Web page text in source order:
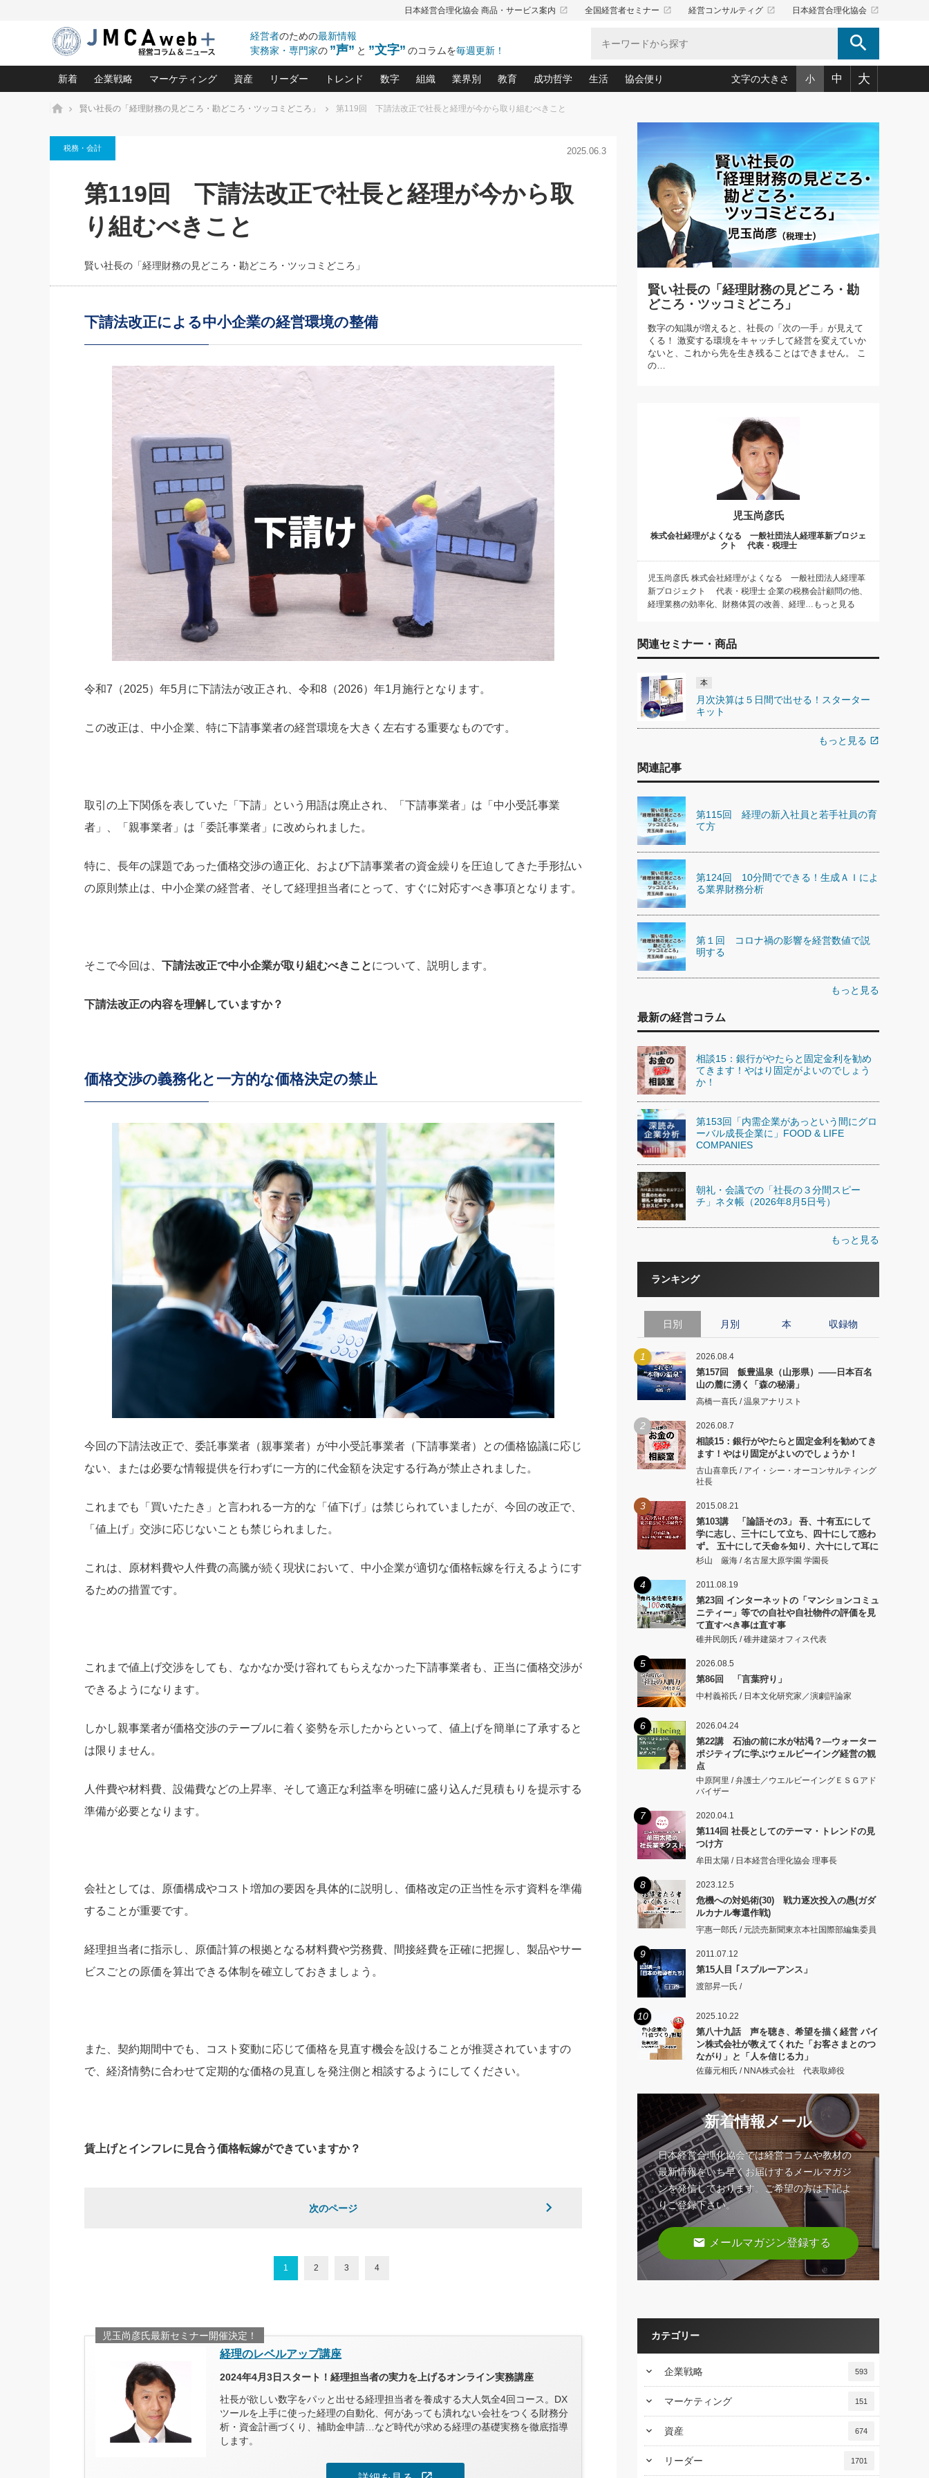
日本経営合理化協会 商品・サービス案内 launch 全国経営者セミナー launch 経営コンサルティグ launch 日本経営合理化協会 launch
経営者のための最新情報
実務家・専門家の ”声” と ”文字” のコラムを毎週更新！ search
新着
利を勧めてきます！やはり固定
がよいのでしょうか！
2026.08.7
う間にグローバル成長企業に」
FOOD & LIFE COMPANIES
朝礼・会議での「社長の３分間
日号）
2026.08.5
第86回 「言葉狩り」
もっとみる
企業戦略
中小企業の「１位づくり」戦略(96)
利益を最大化する「業務改善」横田尚哉氏(5)
強い会社を築く ビジネス・クリニック(240)
日本レーザー「人を大切にしながら利益を上げる経営」の極意
(3)
武器としてのM&A入門(3)
社長のための“儲かる通販”戦略視点(151)
継続経営 百話百行(85)
マーケティング
ロングセラーの玉手箱(9)
大復活＆快進撃！ユニバーサルスタジオジャパンの成功要因と
は(5)
資産
中国経済の最新動向(204)
事業承継の前に、決めておきたい、知っておきたい、やってお
会社と社長のための資産管理講座(95)
深読み企業分析(153)
リーダー
ピョートル・F・グジバチの『経営戦略の新常識』(12)
楠木建の「経営知になる考え方」(57)
次もあなたにお願いしたいと思われる「一流の仕事術」(28)
社長の右腕をつくる 人と組織を動かす(200)
トレンド
北村森の「今月のヒット商品」(109)
数字
会社を守り抜くための緊急対策(100)
強い決算書の会社はココが違う！(36)
組織
職場の生産性を下げるハラスメントの予防策(10)
賃金決定の定石(68)
顧客・社員・社会から支持される「ウェルビーイング経営入
業界別
大久保一彦の“流行る”お店の仕組みづくり(210)
柿内幸夫─社長のための現場改善(174)
教育
あなただからお願いしたいと思われる 気配りの達人(127)
クレーム対応 実践マニュアル(92)
クレーム対応の新知識と新常識(57)
デキル社員に育てる！ 社員教育の決め手(203)
成功哲学
中国哲学に学ぶ 不況は会社守成の好機(38)
令和時代の「社長の人間力の磨き方」(86)
先人の名句名言の教え 東洋思想に学ぶ経営学(132)
渡部昇一の「日本の指導者たち」(32)
経営に活かす“十八史略”(30)
生活
おのころ心平の ──社長のための「か・ら・だマネジメント」
(50)
デジタルＡＶを味方に！新・仕事術(180)
リーダー脳の鍛え方(32)
ワインを楽しむ基礎レッスン(12)
必読！社長が読むべき今月の4冊(88)
眼と耳で楽しむ読書術(162)
社長の「氣」(30)
米国スポーツ・ビジネスに学ぶ心理学(98)
高橋一喜の『これぞ！"本物の温泉"』(157)
協会便り
「愛読者通信」著者インタビュー(44)
ビジネス見聞録 経営ニュース(100)
作間信司の経営無形庵(けいえいむぎょうあん)(166)
経営セミナー情報局(1)
繁栄への着眼点 牟田太陽(76)
講話を聞いて学ぼう 実学・耳学・磨く「ミミガク」のすすめ
文字の大きさ 小 中 大
ホーム 賢い社長の「経理財務の見どころ・勘どころ・ツッコミどころ」 第119回 下請法改正で社長と経理が今から取り組むべきこと
税務・会計 2025.06.3
第119回 下請法改正で社長と経理が今から取
り組むべきこと
賢い社長の「経理財務の見どころ・勘どころ・ツッコミどころ」
下請法改正による中小企業の経営環境の整備
令和7（2025）年5月に下請法が改正され、令和8（2026）年1月施行となります。
この改正は、中小企業、特に下請事業者の経営環境を大きく左右する重要なものです。
取引の上下関係を表していた「下請」という用語は廃止され、「下請事業者」は「中小受託事業
者」、「親事業者」は「委託事業者」に改められました。
特に、長年の課題であった価格交渉の適正化、および下請事業者の資金繰りを圧迫してきた手形払い
の原則禁止は、中小企業の経営者、そして経理担当者にとって、すぐに対応すべき事項となります。
そこで今回は、 下請法改正で中小企業が取り組むべきことについて、説明します。
下請法改正の内容を理解していますか？
価格交渉の義務化と一方的な価格決定の禁止
今回の下請法改正で、委託事業者（親事業者）が中小受託事業者（下請事業者）との価格協議に応じ
ない、または必要な情報提供を行わずに一方的に代金額を決定する行為が禁止されました。
これまでも「買いたたき」と言われる一方的な「値下げ」は禁じられていましたが、今回の改正で、
「値上げ」交渉に応じないことも禁じられました。
これは、原材料費や人件費の高騰が続く現状において、中小企業が適切な価格転嫁を行えるようにす
るための措置です。
これまで値上げ交渉をしても、なかなか受け容れてもらえなかった下請事業者も、正当に価格交渉が
できるようになります。
しかし親事業者が価格交渉のテーブルに着く姿勢を示したからといって、値上げを簡単に了承すると
は限りません。
人件費や材料費、設備費などの上昇率、そして適正な利益率を明確に盛り込んだ見積もりを提示する
準備が必要となります。
会社としては、原価構成やコスト増加の要因を具体的に説明し、価格改定の正当性を示す資料を準備
することが重要です。
経理担当者に指示し、原価計算の根拠となる材料費や労務費、間接経費を正確に把握し、製品やサー
ビスごとの原価を算出できる体制を確立しておきましょう。
また、契約期間中でも、コスト変動に応じて価格を見直す機会を設けることが推奨されていますの
で、経済情勢に合わせて定期的な価格の見直しを発注側と相談するようにしてください。
賃上げとインフレに見合う価格転嫁ができていますか？
次のページ
1 2 3 4
児玉尚彦氏最新セミナー開催決定！
経理のレベルアップ講座
2024年4月3日スタート！経理担当者の実力を上げるオンライン実務講座
社長が欲しい数字をパッと出せる経理担当者を養成する大人気全4回コース。DX
ツールを上手に使った経理の自動化、何があっても潰れない会社をつくる財務分
析・資金計画づくり、補助金申請…など時代が求める経理の基礎実務を徹底指導
します。
賢い社長の「経理財務の見どころ・勘
どころ・ツッコミどころ」
数字の知識が増えると、社長の「次の一手」が見えて
くる！ 激変する環境をキャッチして経営を変えていか
ないと、これから先を生き残ることはできません。 こ
の…
児玉尚彦氏
株式会社経理がよくなる 一般社団法人経理革新プロジェ
クト 代表・税理士
児玉尚彦氏 株式会社経理がよくなる 一般社団法人経理革
新プロジェクト 代表・税理士 企業の税務会計顧問の他、
経理業務の効率化、財務体質の改善、経理…もっと見る
関連セミナー・商品
本
月次決算は５日間で出せる！スターター
キット
もっと見る open_in_new
関連記事
第115回 経理の新入社員と若手社員の育
て方
第124回 10分間でできる！生成ＡＩによ
る業界財務分析
第１回 コロナ禍の影響を経営数値で説
明する
もっと見る
最新の経営コラム
相談15：銀行がやたらと固定金利を勧め
てきます！やはり固定がよいのでしょう
か！
第153回「内需企業があっという間にグロ
ーバル成長企業に」FOOD & LIFE
COMPANIES
朝礼・会議での「社長の３分間スピー
チ」ネタ帳（2026年8月5日号）
もっと見る
ランキング
日別 月別 本 収録物
1 2026.08.4
第157回 飯豊温泉（山形県）――日本百名
山の麓に湧く「森の秘湯」
高橋一喜氏 / 温泉アナリスト
2 2026.08.7
相談15：銀行がやたらと固定金利を勧めてき
ます！やはり固定がよいのでしょうか！
古山喜章氏 / アイ・シー・オーコンサルティング
社長
3 2015.08.21
第103講 「論語その3」 吾、十有五にして
学に志し、三十にして立ち、四十にして惑わ
ず。 五十にして天命を知り、六十にして耳に
従い、 七十にして心の欲するところに従いて
杉山 厳海 / 名古屋大原学園 学園長
4 2011.08.19
第23回 インターネットの「マンションコミュ
ニティー」等での自社や自社物件の評価を見
て直すべき事は直す事
碓井民朗氏 / 碓井建築オフィス代表
5 2026.08.5
第86回 「言葉狩り」
中村義裕氏 / 日本文化研究家／演劇評論家
6 2026.04.24
第22講 石油の前に水が枯渇？―ウォーター
ポジティブに学ぶウェルビーイング経営の観
点
中原阿里 / 弁護士／ウエルビーイングＥＳＧアド
バイザー
7 2020.04.1
第114回 社長としてのテーマ・トレンドの見
つけ方
牟田太陽 / 日本経営合理化協会 理事長
8 2023.12.5
危機への対処術(30) 戦力逐次投入の愚(ガダ
ルカナル奪還作戦)
宇惠一郎氏 / 元読売新聞東京本社国際部編集委員
9 2011.07.12
第15人目 ｢スプルーアンス」
渡部昇一氏 /
10 2025.10.22
第八十九話 声を聴き、希望を描く経営 パイ
ン株式会社が教えてくれた「お客さまとのつ
ながり」と「人を信じる力」
佐藤元相氏 / NNA株式会社 代表取締役
新着情報メール
日本経営合理化協会では経営コラムや教材の
最新情報をいち早くお届けするメールマガジ
ンを発信しております。ご希望の方は下記よ
りご登録下さい。
email メールマガジン登録する
カテゴリー
keyboard_arrow_down 企業戦略 593
keyboard_arrow_down マーケティング 151
keyboard_arrow_down 資産 674
keyboard_arrow_down リーダー 1701